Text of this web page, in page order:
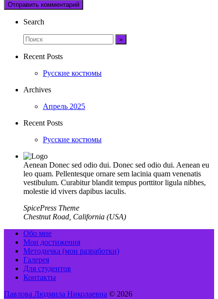
Search
Recent Posts
Русские костюмы
Archives
Апрель 2025
Recent Posts
Русские костюмы
Aenean Donec sed odio dui. Donec sed odio dui. Aenean eu
leo quam. Pellentesque ornare sem lacinia quam venenatis
vestibulum. Curabitur blandit tempus porttitor ligula nibhes,
molestie id vivers dapibus iaculis.
SpicePress Theme
Chestnut Road, California (USA)
Обо мне
Мои достижения
Методичка (мои разработки)
Галерея
Для студентов
Контакты
Павлова Людмила Николаевна © 2026